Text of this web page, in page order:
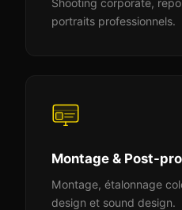
portraits professionnels.
Montage & Post-
Montage, étalonnage
design et sound design.